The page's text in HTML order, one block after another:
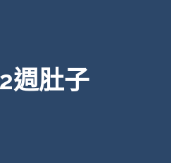
週肚子